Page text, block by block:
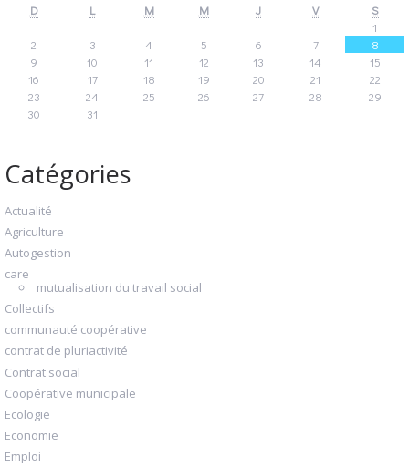
D L M M J V
S
1
2
3 4 5 6 7
8
9
10 11 12 13 14
15
16
17 18 19 20 21
22
23
24 25 26 27 28
29
30
31
Catégories
Actualité
Agriculture
Autogestion
care
mutualisation du travail social
Collectifs
communauté coopérative
contrat de pluriactivité
Contrat social
Coopérative municipale
Ecologie
Economie
Emploi